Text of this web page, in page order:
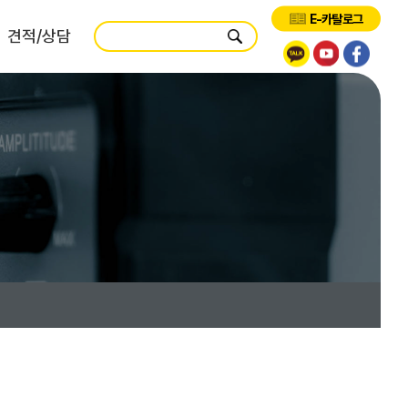
견적/상담
시스템견적
서비스견적
교육요청
E-카탈로그